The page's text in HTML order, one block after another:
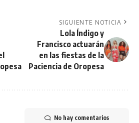
SIGUIENTE NOTICIA
Lola Índigo y
Francisco actuarán
en las fiestas de la
Paciencia de Oropesa
No hay comentarios